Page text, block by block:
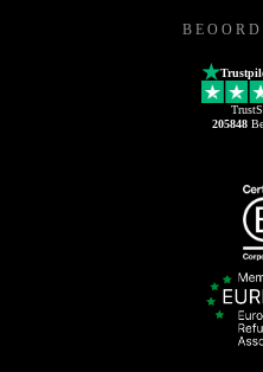
205848